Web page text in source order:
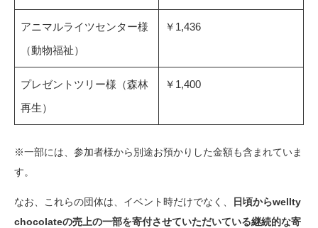
アニマルライツセンター様
（動物福祉）
￥1,436
プレゼントツリー様（森林
再生）
￥1,400
※一部には、参加者様から別途お預かりした金額も含まれていま
す。
なお、これらの団体は、イベント時だけでなく、
日頃からwellty
chocolateの売上の一部を寄付させていただいている継続的な寄